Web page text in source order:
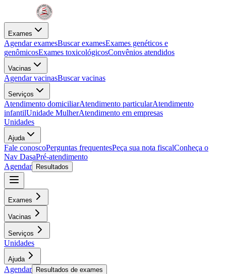
Exames
Agendar examesBuscar examesExames genéticos e
genômicosExames toxicológicosConvênios atendidos
Vacinas
Agendar vacinasBuscar vacinas
Serviços
Atendimento domiciliarAtendimento particularAtendimento
infantilUnidade MulherAtendimento em empresas
Unidades
Ajuda
Fale conoscoPerguntas frequentesPeça sua nota fiscalConheça o
Nav DasaPré-atendimento
Agendar
Resultados
Exames
Vacinas
Serviços
Unidades
Ajuda
Agendar Resultados de exames